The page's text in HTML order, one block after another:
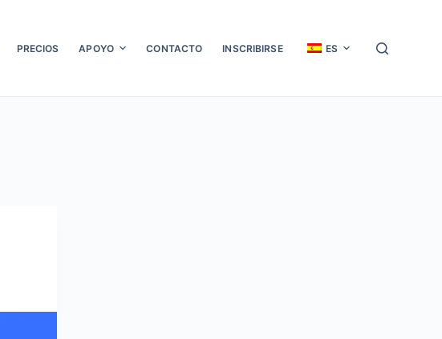
PRECIOS APOYO CONTACTO INSCRIBIRSE ES